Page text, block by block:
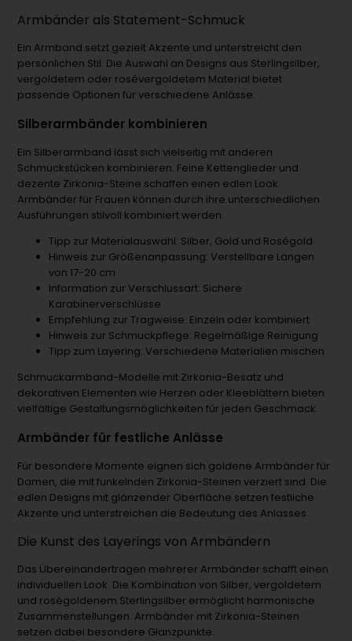
Armbänder als Statement-Schmuck
Ein Armband setzt gezielt Akzente und unterstreicht den
persönlichen Stil. Die Auswahl an Designs aus Sterlingsilber,
vergoldetem oder rosévergoldetem Material bietet
passende Optionen für verschiedene Anlässe.
Silberarmbänder kombinieren
Ein Silberarmband lässt sich vielseitig mit anderen
Schmuckstücken kombinieren. Feine Kettenglieder und
dezente Zirkonia-Steine schaffen einen edlen Look.
Armbänder für Frauen können durch ihre unterschiedlichen
Ausführungen stilvoll kombiniert werden.
Tipp zur Materialauswahl: Silber, Gold und Roségold
Hinweis zur Größenanpassung: Verstellbare Längen
von 17-20 cm
Information zur Verschlussart: Sichere
Karabinerverschlüsse
Empfehlung zur Tragweise: Einzeln oder kombiniert
Hinweis zur Schmuckpflege: Regelmäßige Reinigung
Tipp zum Layering: Verschiedene Materialien mischen
Schmuckarmband-Modelle mit Zirkonia-Besatz und
dekorativen Elementen wie Herzen oder Kleeblättern bieten
vielfältige Gestaltungsmöglichkeiten für jeden Geschmack.
Armbänder für festliche Anlässe
Für besondere Momente eignen sich goldene Armbänder für
Damen, die mit funkelnden Zirkonia-Steinen verziert sind. Die
edlen Designs mit glänzender Oberfläche setzen festliche
Akzente und unterstreichen die Bedeutung des Anlasses.
Die Kunst des Layerings von Armbändern
Das Übereinandertragen mehrerer Armbänder schafft einen
individuellen Look. Die Kombination von Silber, vergoldetem
und roségoldenem Sterlingsilber ermöglicht harmonische
Zusammenstellungen. Armbänder mit Zirkonia-Steinen
setzen dabei besondere Glanzpunkte.